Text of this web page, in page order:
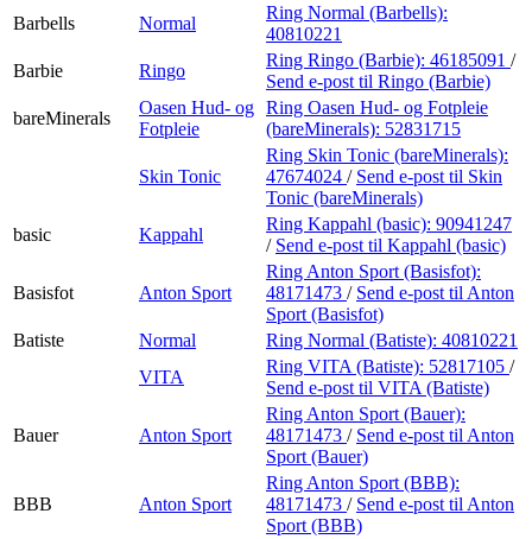
Barbells
Normal
Ring Normal (Barbells):
40810221
Barbie
Ringo
Ring Ringo (Barbie): 46185091 /
Send e-post til Ringo (Barbie)
bareMinerals
Oasen Hud- og
Fotpleie
Ring Oasen Hud- og Fotpleie
(bareMinerals): 52831715
Skin Tonic
Ring Skin Tonic (bareMinerals):
47674024 / Send e-post til Skin
Tonic (bareMinerals)
basic
Kappahl
Ring Kappahl (basic): 90941247
/ Send e-post til Kappahl (basic)
Basisfot Anton Sport
Ring Anton Sport (Basisfot):
48171473 / Send e-post til Anton
Sport (Basisfot)
Batiste
Normal Ring Normal (Batiste): 40810221
VITA
Ring VITA (Batiste): 52817105 /
Send e-post til VITA (Batiste)
Bauer Anton Sport
Ring Anton Sport (Bauer):
48171473 / Send e-post til Anton
Sport (Bauer)
BBB Anton Sport
Ring Anton Sport (BBB):
48171473 / Send e-post til Anton
Sport (BBB)